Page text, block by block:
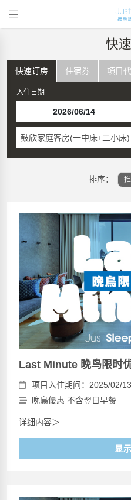
快
快速订房 住宿券 項目
入住日期
鼓欣家庭客房(一中床+二小床)
排序：
Last Minute 晚鸟限时
项目入住期间：2025/02/
晚鳥優惠 不含翌日早餐
详细内容＞
显